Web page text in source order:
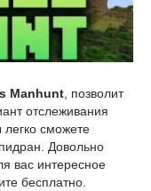
Manhunt, позволит
отслеживания
сможете
Довольно
вас интересное
бесплатно.